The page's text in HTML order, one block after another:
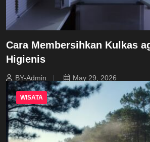
Cara Membersihkan Kulkas
Higienis
BY-Admin May 29, 2026
WISATA